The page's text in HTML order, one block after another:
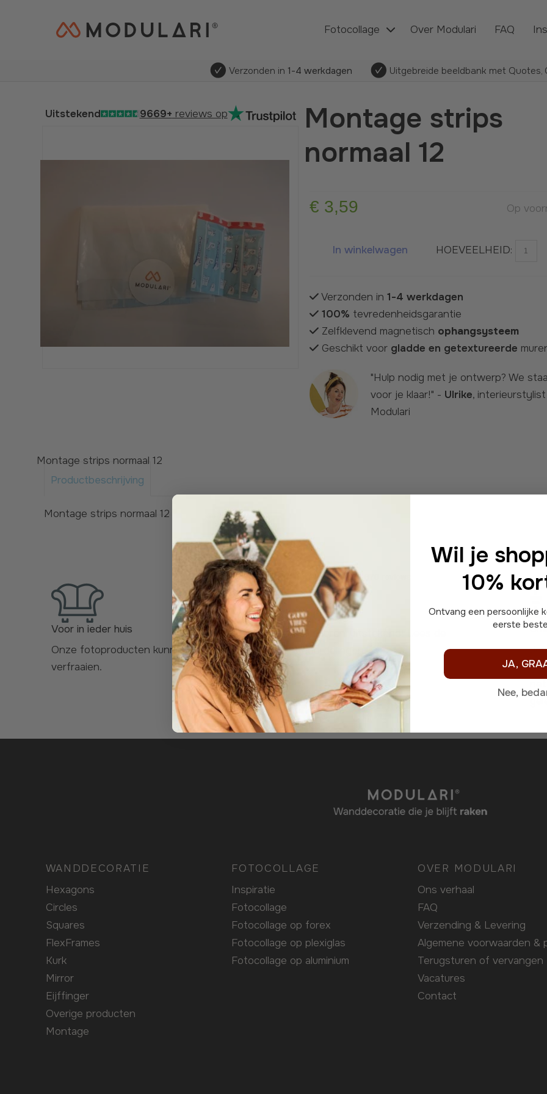
Fotocollage Over Modulari FAQ
Verzonden in 1-4 werkdagen Uitgebreide beeldbank met Quotes,
Uitstekend 9669+ reviews op
Montage strips
normaal 12
Op
€ 3,59
HOEVEELHEID:
In winkelwagen
Verzonden in 1-4 werkdagen
100% tevredenheidsgarantie
Zelfklevend magnetisch ophangsysteem
Geschikt voor gladde en getextureerde
"Hulp nodig met je ontwerp? We staan
voor je klaar!" - Ulrike,
Modulari
Montage strips normaal 12
Productbeschrijving
Montage strips normaal 12
Voor in ieder huis
Onze fotoproducten kunnen elke plek
verfraaien.
Wij scoren: uitstekend! Lees de
beoordelingen
Jouw unieke product wordt speciaal voor jou
WANDDECORATIE
Hexagons
Circles
Squares
FlexFrames
Kurk
Mirror
Eijffinger
Overige producten
Montage
FOTOCOLLAGE
Inspiratie
Fotocollage
Fotocollage op forex
Fotocollage op plexiglas
Fotocollage op aluminium
OVER MODULARI
Ons verhaal
FAQ
Verzending & Levering
Algemene voorwaarden &
Terugsturen of vervangen
Vacatures
Contact
Wil je
10%
Ontvang een persoonlijke kortingscode voor je
eerste
JA,
Nee,